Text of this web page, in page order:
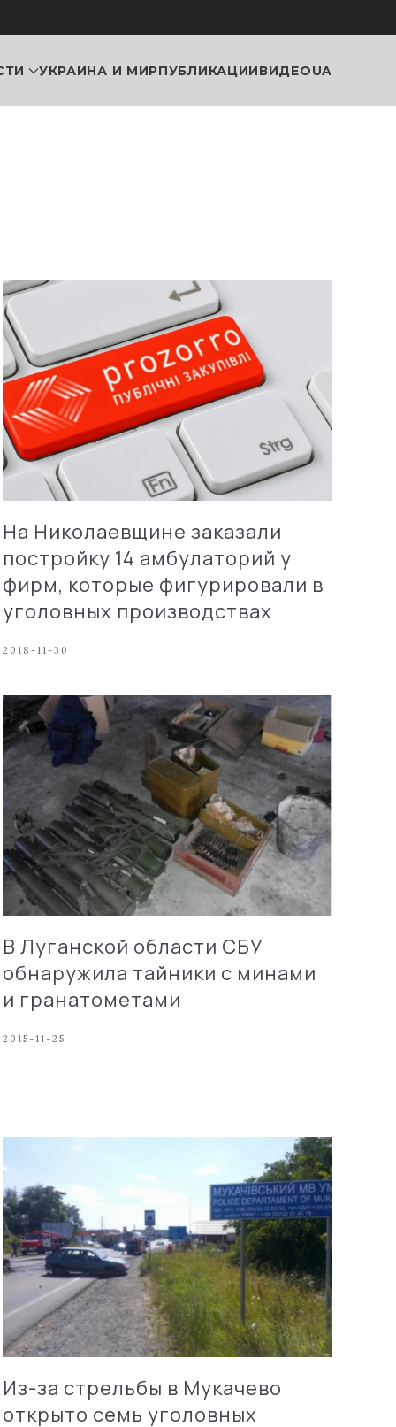
УКРАИНА И МИРПУБЛИКАЦИИВИДЕОUA
На Николаевщине заказали
постройку 14 амбулаторий у
фирм, которые фигурировали в
уголовных производствах
2018-11-30
В Луганской области СБУ
обнаружила тайники с минами
и гранатометами
2015-11-25
Из-за стрельбы в Мукачево
открыто семь уголовных